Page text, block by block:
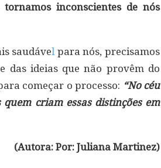
tornamos inconscientes de nós
saudávelpara nós, precisamos
das ideias que não provêm do
começar o processo: “No céu
criam essas distinções em
(Autora: Por: Juliana Martinez)